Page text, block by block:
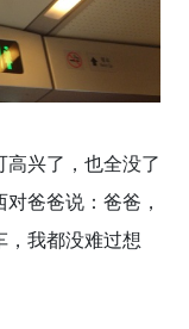
高兴了，也全没了
爸爸说：爸爸，
，我都没难过想